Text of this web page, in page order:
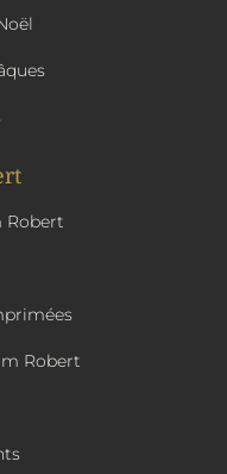
Robert
Robert